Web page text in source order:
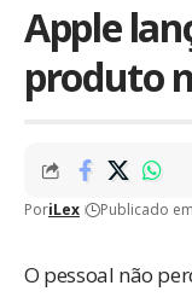
Apple
produto
PoriLex Publicado
O pessoal não